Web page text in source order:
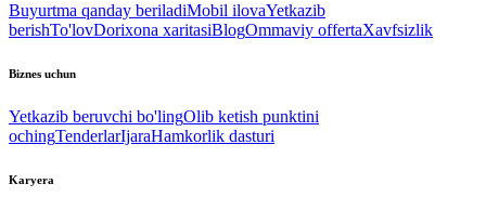
Buyurtma qanday beriladiMobil ilovaYetkazib
berishTo'lovDorixona xaritasiBlogOmmaviy offertaXavfsizlik
Biznes uchun
Yetkazib beruvchi bo'lingOlib ketish punktini
ochingTenderlarIjaraHamkorlik dasturi
Karyera